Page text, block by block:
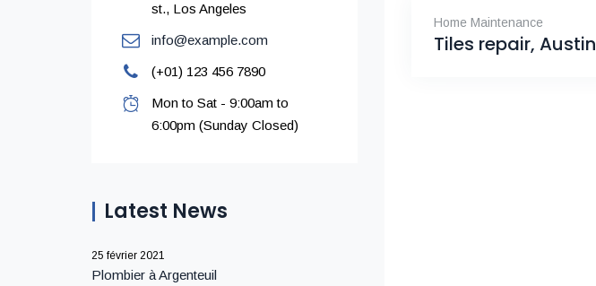
Home Maintenance
Tiles repair, Austin
st., Los Angeles
info@example.com
(+01) 123 456 7890
Mon to Sat - 9:00am to
6:00pm (Sunday Closed)
Latest News
25 février 2021
Plombier à Argenteuil